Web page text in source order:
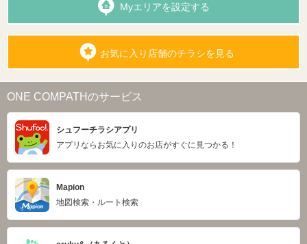
Myエリアを設定する
お気に入り店舗のチラシを見る
ONE COMPATHのサービス
シュフーチラシアプリ
アプリならお気に入りのお店がすぐに見つかる！
Mapion
地図検索・ルート検索